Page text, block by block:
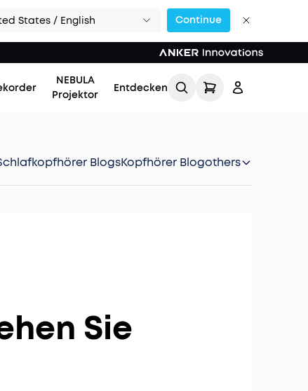
States / English Continue
NEBULA
Projektor
Entdecken
bis zu 80€ pro Empfehlung
BlogsKopfhörer Blogothers
Sie